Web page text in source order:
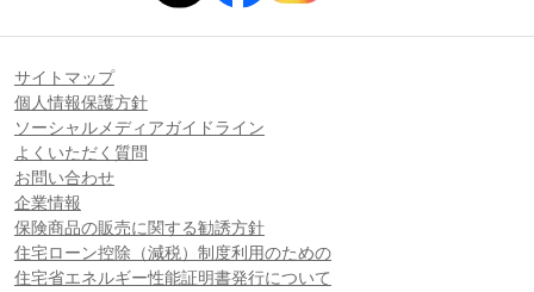
サイトマップ
個人情報保護方針
ソーシャルメディアガイドライン
よくいただく質問
お問い合わせ
企業情報
保険商品の販売に関する勧誘方針
住宅ローン控除（減税）制度利用のための
住宅省エネルギー性能証明書発行について